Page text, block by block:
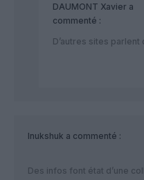
DAUMONT Xavier a
commenté :
D’autres sites parlent
Inukshuk a commenté :
Des infos font état d’une